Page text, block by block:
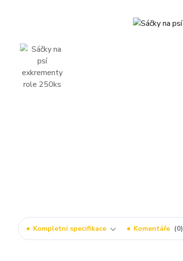
Kompletní specifikace Komentáře 0